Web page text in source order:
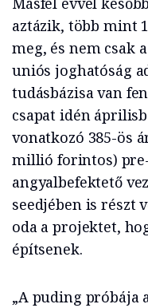
aztázik, több mint
meg, és nem csak
uniós joghatóság
tudásbázisa van
csapat idén
vonatkozó 385-ös
millió forintos)
angyalbefektető
seedjében is részt
oda a projektet,
építsenek.
„A puding próbája